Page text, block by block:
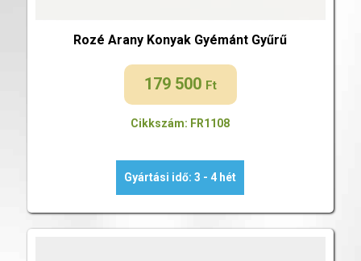
Rozé Arany Konyak Gyémánt Gyűrű
179 500 Ft
Cikkszám: FR1108
Gyártási idő: 3 - 4 hét